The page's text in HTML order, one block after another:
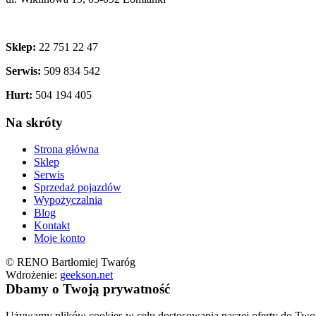
Sklep: 22 751 22 47
Serwis: 509 834 542
Hurt: 504 194 405
Na skróty
Strona główna
Sklep
Serwis
Sprzedaż pojazdów
Wypożyczalnia
Blog
Kontakt
Moje konto
© RENO Bartłomiej Twaróg
Wdrożenie: geekson.net
Dbamy o Twoją prywatność